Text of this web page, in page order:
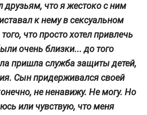
друзьям, что я жестоко с ним
к нему в сексуальном
что просто хотел привлечь
очень близки... до того
пришла служба защиты детей,
Сын придерживался своей
не ненавижу. Не могу. Но
или чувствую, что меня